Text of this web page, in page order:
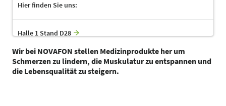
Hier finden Sie uns:
Halle 1 Stand D28
Wir bei NOVAFON stellen Medizinprodukte her um
Schmerzen zu lindern, die Muskulatur zu entspannen und
die Lebensqualität zu steigern.